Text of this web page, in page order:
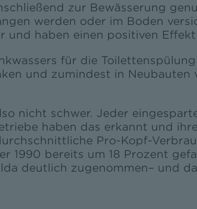
zur Bewässerung
werden oder im Boden
und haben einen positiven
für die
und zumindest in Neubauten
nicht schwer. Jeder
haben das erkannt und
Pro-Kopf-
1990 bereits um 18 Prozent
deutlich zugenommen– und